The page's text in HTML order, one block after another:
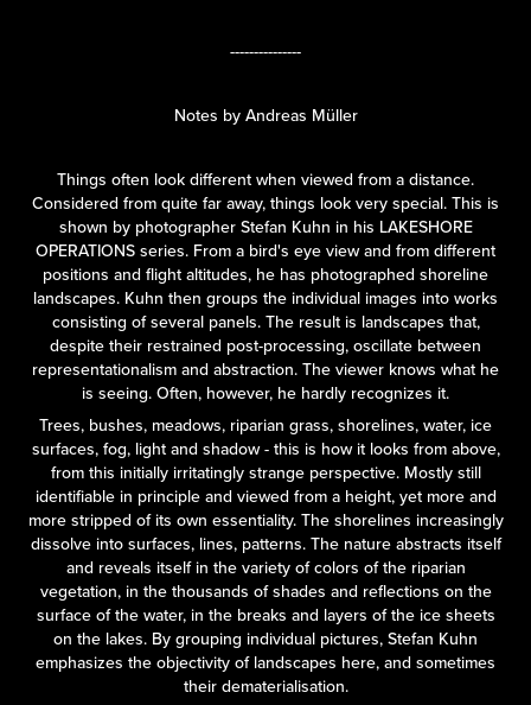
---------------
Notes by Andreas Müller
Things often look different when viewed from a distance.
Considered from quite far away, things look very special. This is
shown by photographer Stefan Kuhn in his LAKESHORE
OPERATIONS series. From a bird's eye view and from different
positions and flight altitudes, he has photographed shoreline
landscapes. Kuhn then groups the individual images into works
consisting of several panels. The result is landscapes that,
despite their restrained post-processing, oscillate between
representationalism and abstraction. The viewer knows what he
is seeing. Often, however, he hardly recognizes it.
Trees, bushes, meadows, riparian grass, shorelines, water, ice
surfaces, fog, light and shadow - this is how it looks from above,
from this initially irritatingly strange perspective. Mostly still
identifiable in principle and viewed from a height, yet more and
more stripped of its own essentiality. The shorelines increasingly
dissolve into surfaces, lines, patterns. The nature abstracts itself
and reveals itself in the variety of colors of the riparian
vegetation, in the thousands of shades and reflections on the
surface of the water, in the breaks and layers of the ice sheets
on the lakes. By grouping individual pictures, Stefan Kuhn
emphasizes the objectivity of landscapes here, and sometimes
their dematerialisation.